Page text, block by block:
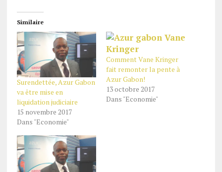
Similaire
Surendettée, Azur Gabon
va être mise en
liquidation judiciaire
15 novembre 2017
Dans "Economie"
Comment Vane Kringer
fait remonter la pente à
Azur Gabon!
13 octobre 2017
Dans "Economie"